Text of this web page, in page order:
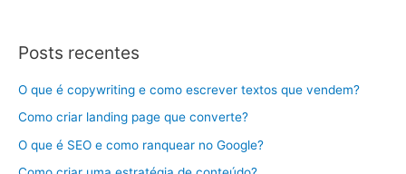
Posts recentes
O que é copywriting e como escrever textos que vendem?
Como criar landing page que converte?
O que é SEO e como ranquear no Google?